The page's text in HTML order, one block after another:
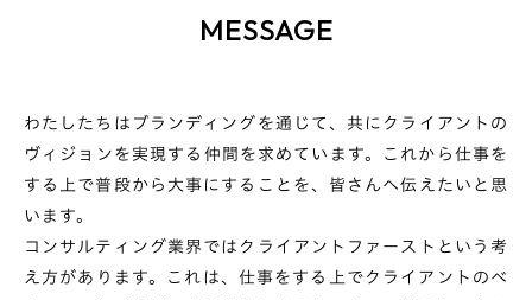
MESSAGE
わたしたちはブランディングを通じて、共にクライアントの
ヴィジョンを実現する仲間を求めています。これから仕事を
する上で普段から大事にすることを、皆さんへ伝えたいと思
います。
コンサルティング業界ではクライアントファーストという考
え方があります。これは、仕事をする上でクライアントのベ